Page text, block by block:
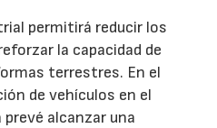
permitirá reducir los
la capacidad de
terrestres. En el
de vehículos en el
alcanzar una